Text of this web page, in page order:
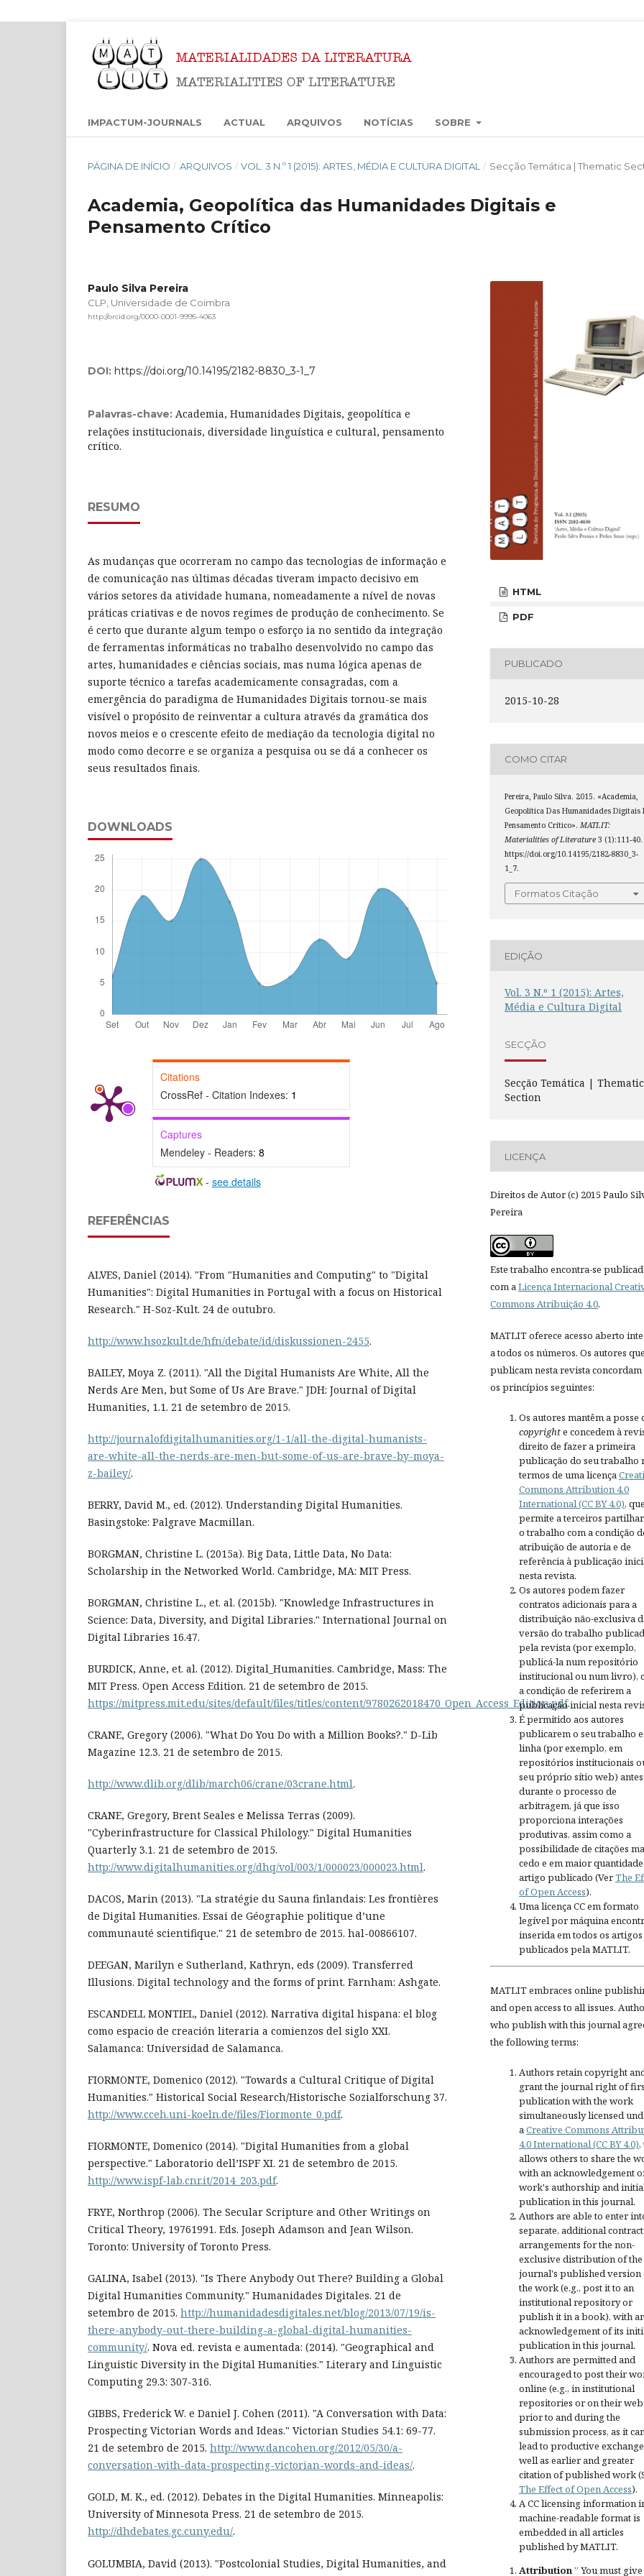
IMPACTUM-JOURNALS ACTUAL ARQUIVOS NOTÍCIAS SOBRE
PÁGINA DE INÍCIO / ARQUIVOS / VOL. 3 N.º 1 (2015): ARTES, MÉDIA E CULTURA DIGITAL / Secção Temática | Thematic
Academia, Geopolítica das Humanidades Digitais e
Pensamento Crítico
Paulo Silva Pereira
CLP, Universidade de Coimbra
http://orcid.org/0000-0001-9995-4063
DOI: https://doi.org/10.14195/2182-8830_3-1_7
Palavras-chave: Academia, Humanidades Digitais, geopolítica e
relações institucionais, diversidade linguística e cultural, pensamento
crítico.
RESUMO
As mudanças que ocorreram no campo das tecnologias de informação e
de comunicação nas últimas décadas tiveram impacto decisivo em
vários setores da atividade humana, nomeadamente a nível de novas
práticas criativas e de novos regimes de produção de conhecimento. Se
é certo que durante algum tempo o esforço ia no sentido da integração
de ferramentas informáticas no trabalho desenvolvido no campo das
artes, humanidades e ciências sociais, mas numa lógica apenas de
suporte técnico a tarefas academicamente consagradas, com a
emergência do paradigma de Humanidades Digitais tornou-se mais
visível o propósito de reinventar a cultura através da gramática dos
novos meios e o crescente efeito de mediação da tecnologia digital no
modo como decorre e se organiza a pesquisa ou se dá a conhecer os
seus resultados finais.
DOWNLOADS
Citations
CrossRef - Citation Indexes: 1
Captures
Mendeley - Readers: 8
- see details
REFERÊNCIAS
ALVES, Daniel (2014). "From "Humanities and Computing" to "Digital
Humanities": Digital Humanities in Portugal with a focus on Historical
Research." H-Soz-Kult. 24 de outubro.
http://www.hsozkult.de/hfn/debate/id/diskussionen-2455.
BAILEY, Moya Z. (2011). "All the Digital Humanists Are White, All the
Nerds Are Men, but Some of Us Are Brave." JDH: Journal of Digital
Humanities, 1.1. 21 de setembro de 2015.
http://journalofdigitalhumanities.org/1-1/all-the-digital-humanists-
are-white-all-the-nerds-are-men-but-some-of-us-are-brave-by-moya-
z-bailey/.
BERRY, David M., ed. (2012). Understanding Digital Humanities.
Basingstoke: Palgrave Macmillan.
BORGMAN, Christine L. (2015a). Big Data, Little Data, No Data:
Scholarship in the Networked World. Cambridge, MA: MIT Press.
BORGMAN, Christine L., et. al. (2015b). "Knowledge Infrastructures in
Science: Data, Diversity, and Digital Libraries." International Journal on
Digital Libraries 16.47.
BURDICK, Anne, et. al. (2012). Digital_Humanities. Cambridge, Mass: The
MIT Press. Open Access Edition. 21 de setembro de 2015.
https://mitpress.mit.edu/sites/default/files/titles/content/9780262018470_Open_Access_Edition.pdf.
CRANE, Gregory (2006). "What Do You Do with a Million Books?." D-Lib
Magazine 12.3. 21 de setembro de 2015.
http://www.dlib.org/dlib/march06/crane/03crane.html.
CRANE, Gregory, Brent Seales e Melissa Terras (2009).
"Cyberinfrastructure for Classical Philology." Digital Humanities
Quarterly 3.1. 21 de setembro de 2015.
http://www.digitalhumanities.org/dhq/vol/003/1/000023/000023.html.
DACOS, Marin (2013). "La stratégie du Sauna finlandais: Les frontières
de Digital Humanities. Essai de Géographie politique d’une
communauté scientifique." 21 de setembro de 2015. hal-00866107.
DEEGAN, Marilyn e Sutherland, Kathryn, eds (2009). Transferred
Illusions. Digital technology and the forms of print. Farnham: Ashgate.
ESCANDELL MONTIEL, Daniel (2012). Narrativa digital hispana: el blog
como espacio de creación literaria a comienzos del siglo XXI.
Salamanca: Universidad de Salamanca.
FIORMONTE, Domenico (2012). "Towards a Cultural Critique of Digital
Humanities." Historical Social Research/Historische Sozialforschung 37.
http://www.cceh.uni-koeln.de/files/Fiormonte_0.pdf.
FIORMONTE, Domenico (2014). "Digital Humanities from a global
perspective." Laboratorio dell’ISPF XI. 21 de setembro de 2015.
http://www.ispf-lab.cnr.it/2014_203.pdf.
FRYE, Northrop (2006). The Secular Scripture and Other Writings on
Critical Theory, 1976­1991. Eds. Joseph Adamson and Jean Wilson.
Toronto: University of Toronto Press.
GALINA, Isabel (2013). "Is There Anybody Out There? Building a Global
Digital Humanities Community." Humanidades Digitales. 21 de
setembro de 2015. http://humanidadesdigitales.net/blog/2013/07/19/is-
there-anybody-out-there-building-a-global-digital-humanities-
community/. Nova ed. revista e aumentada: (2014). "Geographical and
Linguistic Diversity in the Digital Humanities." Literary and Linguistic
Computing 29.3: 307-316.
GIBBS, Frederick W. e Daniel J. Cohen (2011). "A Conversation with Data:
Prospecting Victorian Words and Ideas." Victorian Studies 54.1: 69-77.
21 de setembro de 2015. http://www.dancohen.org/2012/05/30/a-
conversation-with-data-prospecting-victorian-words-and-ideas/.
GOLD, M. K., ed. (2012). Debates in the Digital Humanities. Minneapolis:
University of Minnesota Press. 21 de setembro de 2015.
http://dhdebates.gc.cuny.edu/.
GOLUMBIA, David (2013). "Postcolonial Studies, Digital Humanities, and
HTML
PDF
PUBLICADO
2015-10-28
COMO CITAR
Pereira, Paulo Silva. 2015. «Academia,
Geopolítica Das Humanidades Digitais
Pensamento Crítico». MATLIT:
Materialities of Literature 3 (1):111-40.
https://doi.org/10.14195/2182-8830_3-
1_7.
Formatos Citação
EDIÇÃO
Vol. 3 N.º 1 (2015): Artes,
Média e Cultura Digital
SECÇÃO
Secção Temática | Thematic
Section
LICENÇA
Direitos de Autor (c) 2015 Paulo
Pereira
Este trabalho encontra-se
com aLicença Internacional
Commons Atribuição 4.0.
MATLIT oferece acesso aberto
a todos os números. Os autores que
publicam nesta revista concordam
os princípios seguintes:
Os autores mantêm a posse
copyrighte concedem à
direito de fazer a primeira
publicação do seu trabalho
termos de uma licença
Commons Attribution 4.0
International (CC BY 4.0), que
permite a terceiros
o trabalho com a condição
atribuição de autoria e de
referência à publicação
nesta revista.
Os autores podem fazer
contratos adicionais para a
distribuição não-exclusiva
versão do trabalho
pela revista (por exemplo,
publicá-la num repositório
institucional ou num livro),
a condição de referirem a
publicação inicial nesta
É permitido aos autores
publicarem o seu trabalho
linha (por exemplo, em
repositórios institucionais
seu próprio sítio web) antes
durante o processo de
arbitragem, já que isso
proporciona interações
produtivas, assim como a
possibilidade de citações
cedo e em maior
artigo publicado (VerThe
of Open Access).
Uma licença CC em formato
legível por máquina
inserida em todos os artigos
publicados pela MATLIT.
MATLIT embraces online
and open access to all issues.
who publish with this journal
the following terms:
Authors retain copyright
grant the journal right of
publication with the work
simultaneously licensed
aCreative Commons
4.0 International (CC BY 4.0),
allows others to share the
with an acknowledgement
work's authorship and
publication in this journal.
Authors are able to enter
separate, additional
arrangements for the non-
exclusive distribution of the
journal's published version
the work (e.g., post it to an
institutional repository or
publish it in a book), with
acknowledgement of its
publication in this journal.
Authors are permitted and
encouraged to post their
online (e.g., in institutional
repositories or on their
prior to and during the
submission process, as it
lead to productive
well as earlier and greater
citation of published work
The Effect of Open Access).
A CC licensing information
machine-readable format is
embedded in all articles
published by MATLIT.
Attribution” You must give